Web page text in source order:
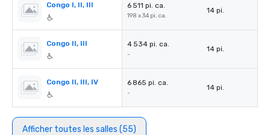
Congo I, II, III 6 511 pi. ca.
198 x 34 pi. ca.
14 pi.
Congo II, III 4 534 pi. ca.
-
14 pi.
Congo II, III, IV 6 865 pi. ca.
-
14 pi.
Afficher toutes les salles (55)